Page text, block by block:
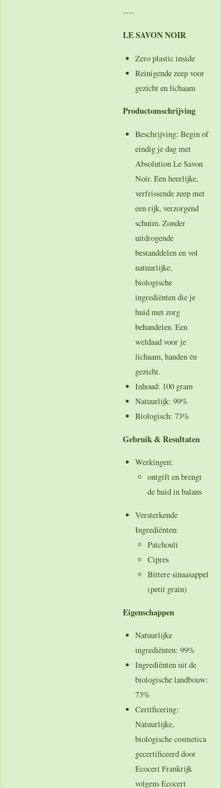
----
LE SAVON NOIR
Zero plastic inside
Reinigende zeep voor
gezicht en lichaam
Productomschrijving
Beschrijving: Begin of
eindig je dag met
Absolution Le Savon
Noir. Een heerlijke,
verfrissende zeep met
een rijk, verzorgend
schuim. Zonder
uitdrogende
bestanddelen en vol
natuurlijke,
biologische
ingrediënten die je
huid met zorg
behandelen. Een
weldaad voor je
lichaam, handen én
gezicht.
Inhoud: 100 gram
Natuurlijk: 99%
Biologisch: 73%
Gebruik & Resultaten
Werkingen:
ontgift en brengt
de huid in balans
Versterkende
Ingrediënten:
Patchouli
Cipres
Bittere sinaasappel
(petit grain)
Eigenschappen
Natuurlijke
ingrediënten: 99%
Ingrediënten uit de
biologische landbouw:
73%
Certificering:
Natuurlijke,
biologische cosmetica
gecertificeerd door
Ecocert Frankrijk
volgens Ecocert